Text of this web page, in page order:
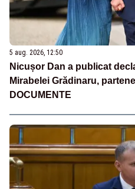
5 aug. 2026, 12:50
Nicușor Dan a publicat
Mirabelei Grădinaru,
DOCUMENTE